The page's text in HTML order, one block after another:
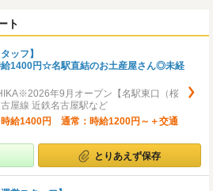
ト
ッフ】
給1400円☆名駅直結のお土産屋さん◎未経
年9月オープン【名駅東口（桜
屋線 近鉄名古屋駅など
時給1400円 通常：時給1200円～＋交通
とりあえず保存